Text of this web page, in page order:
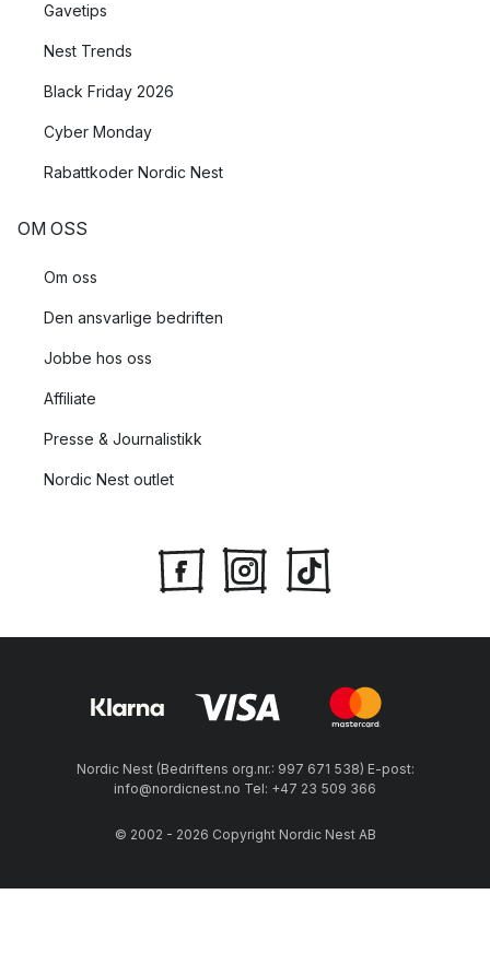
Gavetips
Nest Trends
Black Friday 2026
Cyber Monday
Rabattkoder Nordic Nest
OM OSS
Om oss
Den ansvarlige bedriften
Jobbe hos oss
Affiliate
Presse & Journalistikk
Nordic Nest outlet
Nordic Nest (Bedriftens org.nr.: 997 671 538) E-post:
info@nordicnest.no Tel: +47 23 509 366
© 2002 - 2026 Copyright Nordic Nest AB